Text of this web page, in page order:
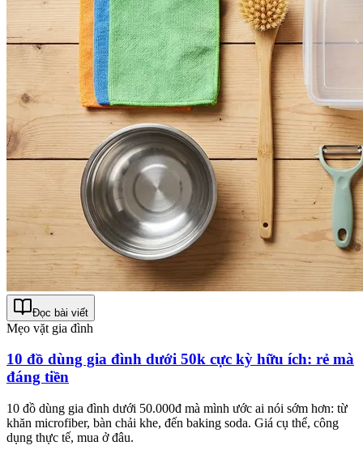
Đọc bài viết
Mẹo vặt gia đình
10 đồ dùng gia đình dưới 50k cực kỳ hữu ích: rẻ mà
đáng tiền
10 đồ dùng gia đình dưới 50.000đ mà mình ước ai nói sớm hơn: từ
khăn microfiber, bàn chải khe, đến baking soda. Giá cụ thể, công
dụng thực tế, mua ở đâu.